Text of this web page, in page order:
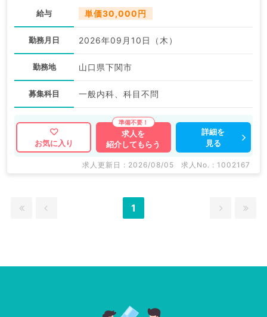
給与 単価30,000円
勤務月日 2026年09月10日（木）
勤務地 山口県下関市
募集科目 一般内科、科目不問
お気に入り
求人を
紹介してもらう
詳細を
見る
求人更新日 : 2026/08/05 求人No. : 1002167
1